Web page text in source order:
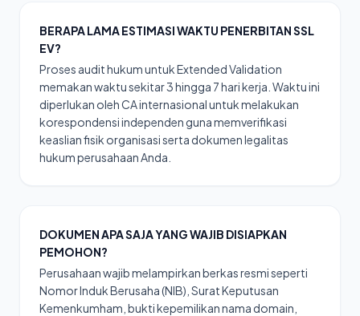
BERAPA LAMA ESTIMASI WAKTU PENERBITAN SSL
EV?
Proses audit hukum untuk Extended Validation
memakan waktu sekitar 3 hingga 7 hari kerja. Waktu ini
diperlukan oleh CA internasional untuk melakukan
korespondensi independen guna memverifikasi
keaslian fisik organisasi serta dokumen legalitas
hukum perusahaan Anda.
DOKUMEN APA SAJA YANG WAJIB DISIAPKAN
PEMOHON?
Perusahaan wajib melampirkan berkas resmi seperti
Nomor Induk Berusaha (NIB), Surat Keputusan
Kemenkumham, bukti kepemilikan nama domain,